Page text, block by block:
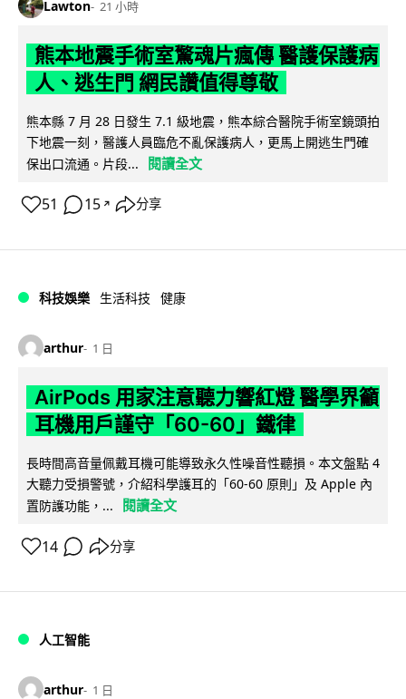
Lawton 21 小時
熊本地震手術室驚魂片瘋傳 醫護保護病
人、逃生門 網民讚值得尊敬
熊本縣 7 月 28 日發生 7.1 級地震，熊本綜合醫院手術室鏡頭拍
下地震一刻，醫護人員臨危不亂保護病人，更馬上開逃生門確
保出口流通。片段...
閱讀全文
51 15 ↗ 分享
科技娛樂 生活科技 健康
arthur 1 日
AirPods 用家注意聽力響紅燈 醫學界籲
耳機用戶謹守「60-60」鐵律
長時間高音量佩戴耳機可能導致永久性噪音性聽損。本文盤點 4
大聽力受損警號，介紹科學護耳的「60-60 原則」及 Apple 內
置防護功能，...
閱讀全文
14 分享
人工智能
arthur 1 日